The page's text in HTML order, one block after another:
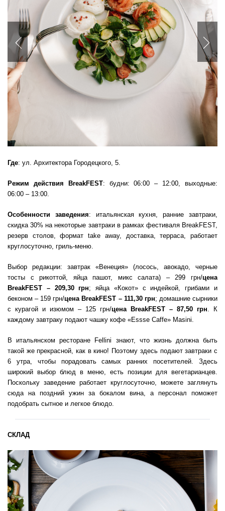
Previous
Где: ул. Архитектора Городецкого, 5.
Режим действия BreakFEST: будни: 06:00 – 12:00, выходные:
06:00 – 13:00.
Особенности заведения: итальянская кухня, ранние завтраки,
скидка 30% на некоторые завтраки в рамках фестиваля BreakFEST,
резерв столов, формат take away, доставка, терраса, работает
круглосуточно, гриль-меню.
Выбор редакции: завтрак «Венеция» (лосось, авокадо, черные
тосты с рикоттой, яйца пашот, микс салата) – 299 грн/цена
BreakFEST – 209,30 грн; яйца «Кокот» с индейкой, грибами и
беконом – 159 грн/цена BreakFEST – 111,30 грн; домашние сырники
с курагой и изюмом – 125 грн/цена BreakFEST – 87,50 грн. К
каждому завтраку подают чашку кофе «Essse Caffe» Masini.
В итальянском ресторане Fellini знают, что жизнь должна быть
такой же прекрасной, как в кино! Поэтому здесь подают завтраки с
6 утра, чтобы порадовать самых ранних посетителей. Здесь
широкий выбор блюд в меню, есть позиции для вегетарианцев.
Поскольку заведение работает круглосуточно, можете заглянуть
сюда на поздний ужин за бокалом вина, а персонал поможет
подобрать сытное и легкое блюдо.
СКЛАД